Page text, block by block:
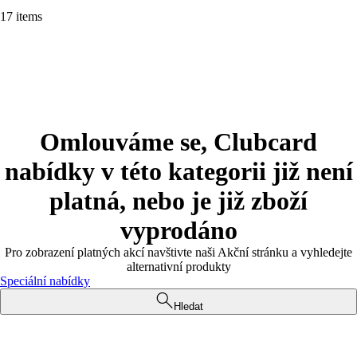
17 items
Omlouváme se, Clubcard
nabídky v této kategorii již není
platná, nebo je již zboží
vyprodáno
Pro zobrazení platných akcí navštivte naši Akční stránku a vyhledejte
alternativní produkty
Speciální nabídky
Hledat